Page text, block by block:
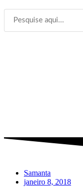
Samanta
janeiro 8, 2018